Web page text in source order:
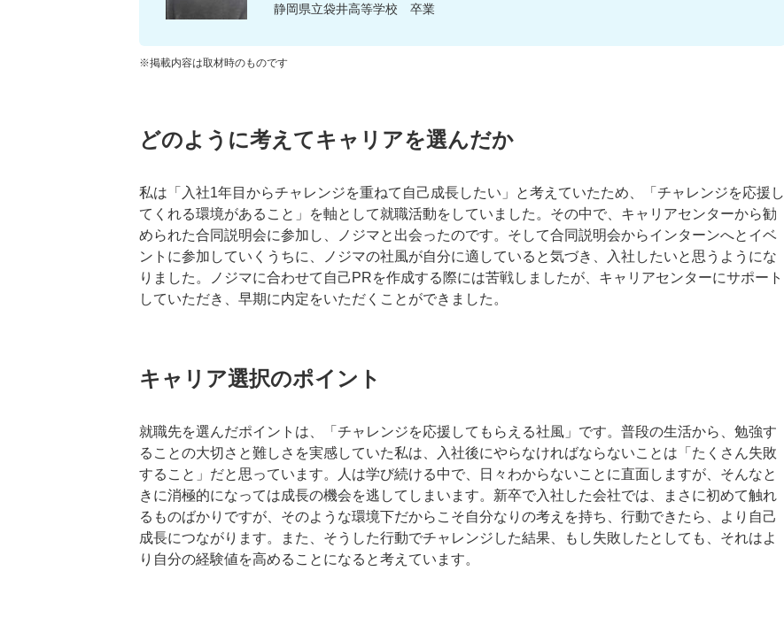
静岡県立袋井高等学校 卒業
※掲載内容は取材時のものです
どのように考えてキャリアを選んだか
私は「入社1年目からチャレンジを重ねて自己成長したい」と考えていたため、「チャレンジを応援し
てくれる環境があること」を軸として就職活動をしていました。その中で、キャリアセンターから勧
められた合同説明会に参加し、ノジマと出会ったのです。そして合同説明会からインターンへとイベ
ントに参加していくうちに、ノジマの社風が自分に適していると気づき、入社したいと思うようにな
りました。ノジマに合わせて自己PRを作成する際には苦戦しましたが、キャリアセンターにサポート
していただき、早期に内定をいただくことができました。
キャリア選択のポイント
就職先を選んだポイントは、「チャレンジを応援してもらえる社風」です。普段の生活から、勉強す
ることの大切さと難しさを実感していた私は、入社後にやらなければならないことは「たくさん失敗
すること」だと思っています。人は学び続ける中で、日々わからないことに直面しますが、そんなと
きに消極的になっては成長の機会を逃してしまいます。新卒で入社した会社では、まさに初めて触れ
るものばかりですが、そのような環境下だからこそ自分なりの考えを持ち、行動できたら、より自己
成長につながります。また、そうした行動でチャレンジした結果、もし失敗したとしても、それはよ
り自分の経験値を高めることになると考えています。